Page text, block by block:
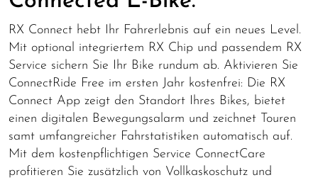
RX Connect hebt Ihr Fahrerlebnis auf ein neues Level.
Mit optional integriertem RX Chip und passendem RX
Service sichern Sie Ihr Bike rundum ab. Aktivieren Sie
ConnectRide Free im ersten Jahr kostenfrei: Die RX
Connect App zeigt den Standort Ihres Bikes, bietet
einen digitalen Bewegungsalarm und zeichnet Touren
samt umfangreicher Fahrstatistiken automatisch auf.
Mit dem kostenpflichtigen Service ConnectCare
profitieren Sie zusätzlich von Vollkaskoschutz und